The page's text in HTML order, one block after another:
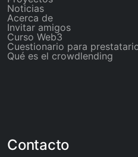
Noticias
Acerca de
Invitar amigos
Curso Web3
Cuestionario para
Qué es el crowdlending
Contacto